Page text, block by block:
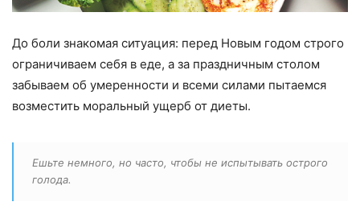
До боли знакомая ситуация: перед Новым годом строго
ограничиваем себя в еде, а за праздничным столом
забываем об умеренности и всеми силами пытаемся
возместить моральный ущерб от диеты.
Ешьте немного, но часто, чтобы не испытывать острого
голода.